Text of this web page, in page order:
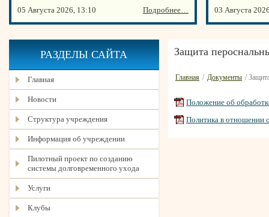
05 Августа 2026, 13:10 Подробнее… 03 Августа
РАЗДЕЛЫ САЙТА
Главная
Новости
Структура учреждения
Информация об учреждении
Пилотный проект по созданию
системы долговременного ухода
Услуги
Клубы
Защита
Главная / Документы /
Положение об
Политика в отношении